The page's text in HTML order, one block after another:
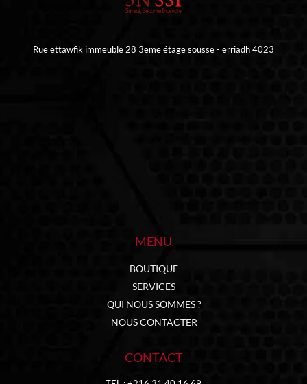
Rue ettawfik immeuble 28 3eme étage sousse - erriadh 4023
MENU
BOUTIQUE
SERVICES
QUI NOUS SOMMES ?
NOUS CONTACTER
CONTACT